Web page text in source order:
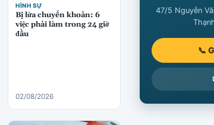
HÌNH SỰ
Bị lừa chuyển khoản: 6
việc phải làm trong 24 giờ
đầu
02/08/2026
47/5 Nguyễn
📞